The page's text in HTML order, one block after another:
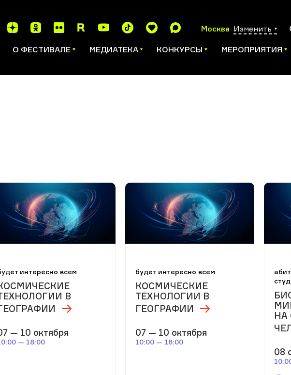
Москва Изменить
О ФЕСТИВАЛЕ МЕДИАТЕКА КОНКУРСЫ МЕРОПРИЯТИЯ
интересно всем
В
— 10 октября
— 18:00
будет интересно всем
КОСМИЧЕСКИЕ
ТЕХНОЛОГИИ В
ГЕОГРАФИИ
07 — 10 октября
10:00 — 18:00
НА
08